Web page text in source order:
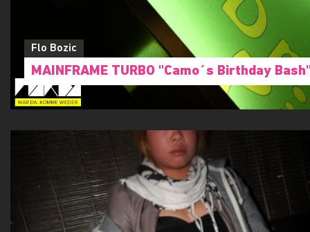
Flo Bozic
MAINFRAME TURBO "Camo´s Birthday